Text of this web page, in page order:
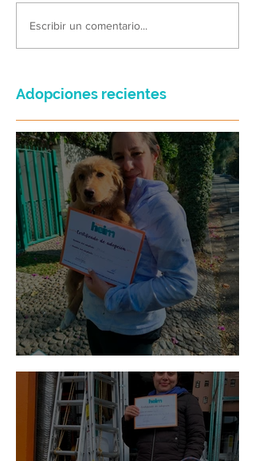
Escribir un comentario...
Adopciones recientes
Bellota